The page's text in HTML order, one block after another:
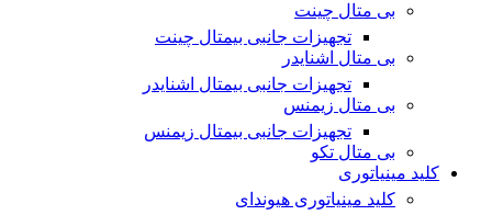
بی متال چینت
تجهیزات جانبی بیمتال چینت
بی متال اشنایدر
تجهیزات جانبی بیمتال اشنایدر
بی متال زیمنس
تجهیزات جانبی بیمتال زیمنس
بی متال تکو
کلید مینیاتوری
کلید مینیاتوری هیوندای